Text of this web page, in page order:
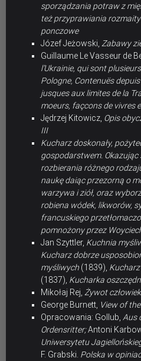
sporządzania potraw z
też przyprawiania
ponczowe
Józef Jeżowski, Zabawy
Guillaume Le Vasseur de
l’Ukrainie, qui sont
Pologne, Contenuës
jusques aux limites de la
moeurs, façcons de vivres
Jędrzej Kitowicz, Opis
III
Kucharz doskonały,
gospodarstwem.
rozbierania różnego
naukę daiąc przezorną o
warzywa i ziół, oraz
robiena wódek, likworów,
francuskiego
pomnożony przez
Jan Szyttler, Kuchnia
Kucharz dobrze
myśliwych(1839),
(1837), Kucharka
Mikołaj Rej, Żywot
George Burnett, View of
Opracowania: Gollub, Aus
Ordensritter;Antoni
Uniwersytetu
F. Grabski. Polska w